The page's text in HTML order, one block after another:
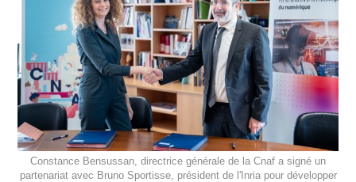
Constance Bensussan, directrice générale de la Cnaf a signé un
partenariat avec Bruno Sportisse, président de l'Inria pour développer